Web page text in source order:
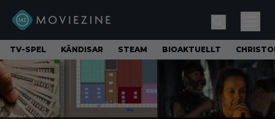
TV-SPEL KÄNDISAR STEAM BIOAKTUELLT